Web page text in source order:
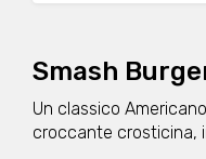
Smash
Un classico
croccante crosticina,